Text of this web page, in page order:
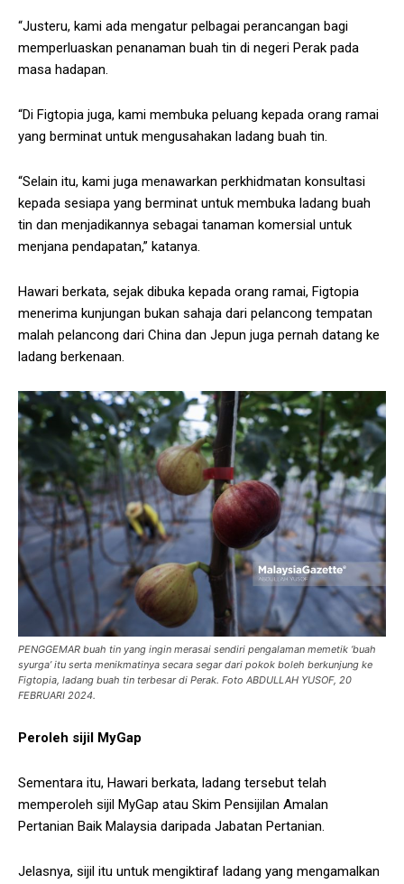
“Justeru, kami ada mengatur pelbagai perancangan bagi
memperluaskan penanaman buah tin di negeri Perak pada
masa hadapan.
“Di Figtopia juga, kami membuka peluang kepada orang ramai
yang berminat untuk mengusahakan ladang buah tin.
“Selain itu, kami juga menawarkan perkhidmatan konsultasi
kepada sesiapa yang berminat untuk membuka ladang buah
tin dan menjadikannya sebagai tanaman komersial untuk
menjana pendapatan,” katanya.
Hawari berkata, sejak dibuka kepada orang ramai, Figtopia
menerima kunjungan bukan sahaja dari pelancong tempatan
malah pelancong dari China dan Jepun juga pernah datang ke
ladang berkenaan.
PENGGEMAR buah tin yang ingin merasai sendiri pengalaman memetik ‘buah
syurga’ itu serta menikmatinya secara segar dari pokok boleh berkunjung ke
Figtopia, ladang buah tin terbesar di Perak. Foto ABDULLAH YUSOF, 20
FEBRUARI 2024.
Peroleh sijil MyGap
Sementara itu, Hawari berkata, ladang tersebut telah
memperoleh sijil MyGap atau Skim Pensijilan Amalan
Pertanian Baik Malaysia daripada Jabatan Pertanian.
Jelasnya, sijil itu untuk mengiktiraf ladang yang mengamalkan